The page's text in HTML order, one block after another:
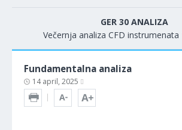
GER 30 ANALIZA
Večernja analiza CFD
Fundamentalna analiza
14 april, 2025